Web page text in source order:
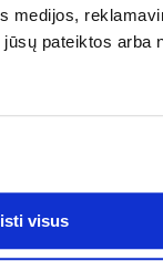
medijos,
pateiktos arba
visus